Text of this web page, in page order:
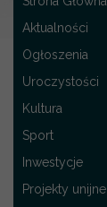
Aktualności
Ogłoszenia
Uroczystości
Kultura
Sport
Inwestycje
Projekty unijne